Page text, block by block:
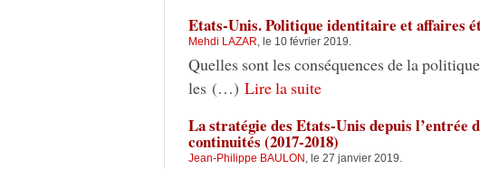
Etats-Unis. Politique identitaire et affaires
Mehdi LAZAR , le 10 février 2019.
Quelles sont les conséquences de la
les (…) Lire la suite
La stratégie des Etats-Unis depuis
continuités (2017-2018)
Jean-Philippe BAULON , le 27 janvier 2019.